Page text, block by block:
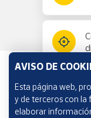
Información y
AVISO DE
Esta página web,
y de terceros con la
elaborar